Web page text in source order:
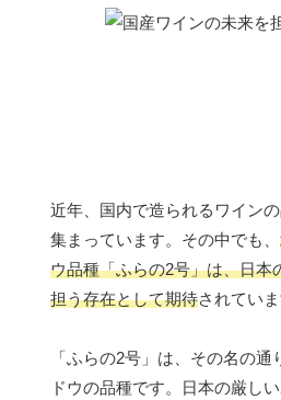
近年、国内で造られるワイン
集まっています。その中でも、
ウ品種「ふらの2号」は、日本
担う存在として期待されていま
「ふらの2号」は、その名の
ドウの品種です。日本の厳し